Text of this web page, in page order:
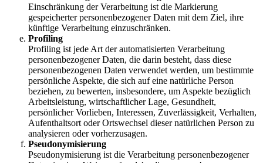
Einschränkung der Verarbeitung ist die Markierung
gespeicherter personenbezogener Daten mit dem Ziel, ihre
künftige Verarbeitung einzuschränken.
Profiling
Profiling ist jede Art der automatisierten Verarbeitung
personenbezogener Daten, die darin besteht, dass diese
personenbezogenen Daten verwendet werden, um bestimmte
persönliche Aspekte, die sich auf eine natürliche Person
beziehen, zu bewerten, insbesondere, um Aspekte bezüglich
Arbeitsleistung, wirtschaftlicher Lage, Gesundheit,
persönlicher Vorlieben, Interessen, Zuverlässigkeit, Verhalten,
Aufenthaltsort oder Ortswechsel dieser natürlichen Person zu
analysieren oder vorherzusagen.
Pseudonymisierung
Pseudonymisierung ist die Verarbeitung personenbezogener